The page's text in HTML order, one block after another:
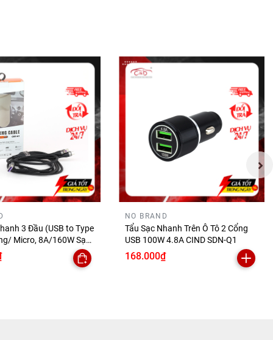
lựa
chia
trình
giúp
3 Đầu (USB to Type
Micro, 8A/160W Sạc
Dữ Liệu) CIND CNY-
NO BRAND
Tẩu Sạc Nhanh Trên Ô Tô 2 Cổng
USB 100W 4.8A CIND SDN-Q1
168.000₫